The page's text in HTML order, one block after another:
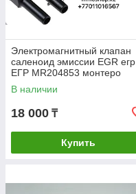
Электромагнитный клапан
саленоид эмиссии EGR егр
ЕГР MR204853 монтеро
спорт паджеро митсубиси
mitsubishi pajero montero
В наличии
18 000 ₸
Купить